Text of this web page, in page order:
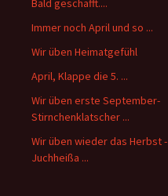
Bald geschafft....
Immer noch April und so ...
Wir üben Heimatgefühl
April, Klappe die 5. ...
Wir üben erste September-
Stirnchenklatscher ...
Wir üben wieder das Herbst -
Juchheißa ...